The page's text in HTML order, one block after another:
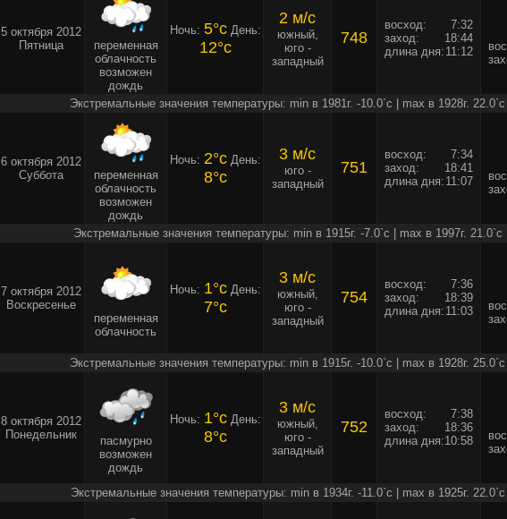
5 октября 2012
Пятница
переменная
облачность
возможен
дождь
Ночь: 5°cДень:
12°c
2 м/c
южный,
юго -
западный
748
восход:
7:32
заход:
18:44
длина дня: 11:12
Экстремальные значения температуры: min в 1981г. -10.0`c | max в 1928г. 22.0`c
6 октября 2012
Суббота
переменная
облачность
возможен
дождь
Ночь: 2°cДень:
8°c
3 м/c
юго -
западный
751
восход:
7:34
заход:
18:41
длина дня: 11:07
Экстремальные значения температуры: min в 1915г. -7.0`c | max в 1997г. 21.0`c
7 октября 2012
Воскресенье
переменная
облачность
Ночь: 1°cДень:
7°c
3 м/c
южный,
юго -
западный
754
восход:
7:36
заход:
18:39
длина дня: 11:03
Экстремальные значения температуры: min в 1915г. -10.0`c | max в 1928г. 25.0`c
8 октября 2012
Понедельник
пасмурно
возможен
дождь
Ночь: 1°cДень:
8°c
3 м/c
южный,
юго -
западный
752
восход:
7:38
заход:
18:36
длина дня:10:58
Экстремальные значения температуры: min в 1934г. -11.0`c | max в 1925г. 22.0`c